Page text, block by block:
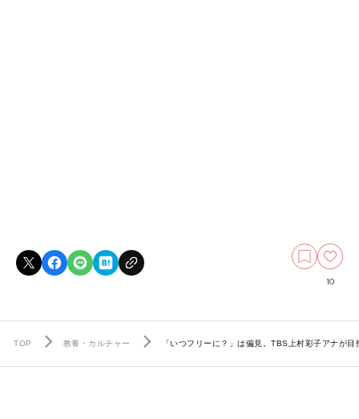
10
TOP 教養・カルチャー 「いつフリーに？」は偏見。TBS上村彩子アナが